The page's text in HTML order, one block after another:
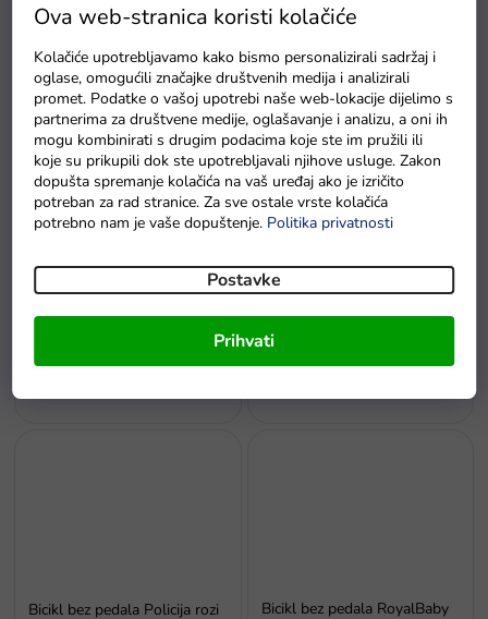
Ova web-stranica koristi kolačiće
Kolačiće upotrebljavamo kako bismo personalizirali sadržaj i
oglase, omogućili značajke društvenih medija i analizirali
promet. Podatke o vašoj upotrebi naše web-lokacije dijelimo s
partnerima za društvene medije, oglašavanje i analizu, a oni ih
mogu kombinirati s drugim podacima koje ste im pružili ili
koje su prikupili dok ste upotrebljavali njihove usluge. Zakon
dopušta spremanje kolačića na vaš uređaj ako je izričito
potreban za rad stranice. Za sve ostale vrste kolačića
potrebno nam je vaše dopuštenje. Politika privatnosti
Postavke
Prihvati
Bicikl bez pedala Balancer
žuti
Na zalihama
Bicikl bez pedala Boomerang
Na zalihi - dostava do
6 dana.
Bicikl bez pedala cross-
Na zalihi - dostava do
Bicikl bez pedala Mercedes
Benz sa zvukovima bijeli
Na zalihi - dostava do
Bicikl bez pedala Policija rozi
Bicikl bez pedala RoyalBaby